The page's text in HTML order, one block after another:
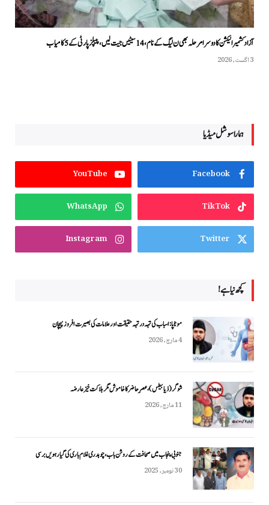
آزاد کشمیر الیکشن کا دوسرا مرحلہ بھی ن لیگ کے نام، 14 سیٹیں جیت لیں، پیپلزپارٹی کے 5 کامیاب
3 اگست, 2026
ہمارا سوشل میڈیا
Facebook
YouTube
TikTok
WhatsApp
Twitter
Instagram
کچھ نیا ہے!
موٹاپا: اسباب کی تہہ در تہہ حقیقت اور علامات کی بصیرت افروز پہچان
4 مارچ, 2026
شوگر (ذیابیطس)، عصرِ حاضر کا خاموش مگر ہلاکت خیز عارضہ
11 مارچ, 2026
جنوبی پنجاب میں صحافت کے روشن باب، چوہدری غلام باری کی گیارہویں برسی
30 نومبر, 2025